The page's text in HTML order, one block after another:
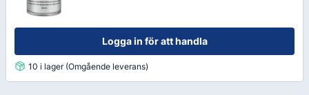
Logga in för att handla
10 i lager (Omgående leverans)